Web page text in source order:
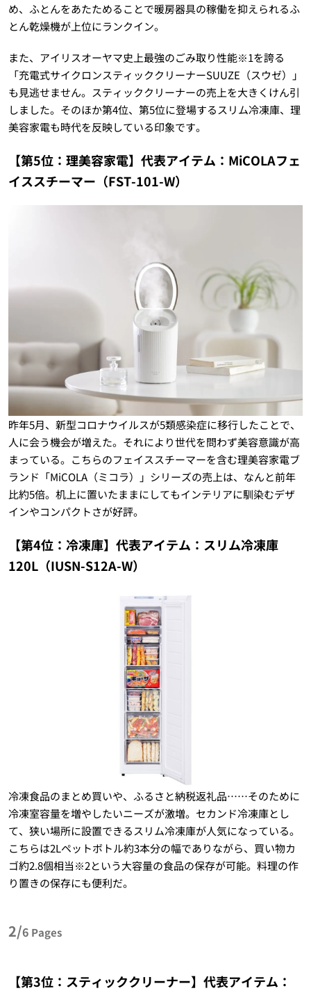
め、ふとんをあたためることで暖房器具の稼働を抑えられるふ
とん乾燥機が上位にランクイン。
また、アイリスオーヤマ史上最強のごみ取り性能※1を誇る
「充電式サイクロンスティッククリーナーSUUZE（スウゼ）」
も見逃せません。スティッククリーナーの売上を大きくけん引
しました。そのほか第4位、第5位に登場するスリム冷凍庫、理
美容家電も時代を反映している印象です。
【第5位：理美容家電】代表アイテム：MiCOLAフェ
イススチーマー（FST-101-W）
昨年5月、新型コロナウイルスが5類感染症に移行したことで、
人に会う機会が増えた。それにより世代を問わず美容意識が高
まっている。こちらのフェイススチーマーを含む理美容家電ブ
ランド「MiCOLA（ミコラ）」シリーズの売上は、なんと前年
比約5倍。机上に置いたままにしてもインテリアに馴染むデザ
インやコンパクトさが好評。
【第4位：冷凍庫】代表アイテム：スリム冷凍庫
120L（IUSN-S12A-W）
冷凍食品のまとめ買いや、ふるさと納税返礼品……そのために
冷凍室容量を増やしたいニーズが激増。セカンド冷凍庫とし
て、狭い場所に設置できるスリム冷凍庫が人気になっている。
こちらは2Lペットボトル約3本分の幅でありながら、買い物カ
ゴ約2.8個相当※2という大容量の食品の保存が可能。料理の作
り置きの保存にも便利だ。
2/6 Pages
【第3位：スティッククリーナー】代表アイテム：